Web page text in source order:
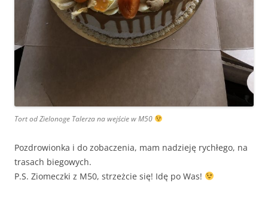
Tort od Zielonoge Talerza na wejście w M50
Pozdrowionka i do zobaczenia, mam nadzieję rychłego, na
trasach biegowych.
P.S. Ziomeczki z M50, strzeżcie się! Idę po Was!